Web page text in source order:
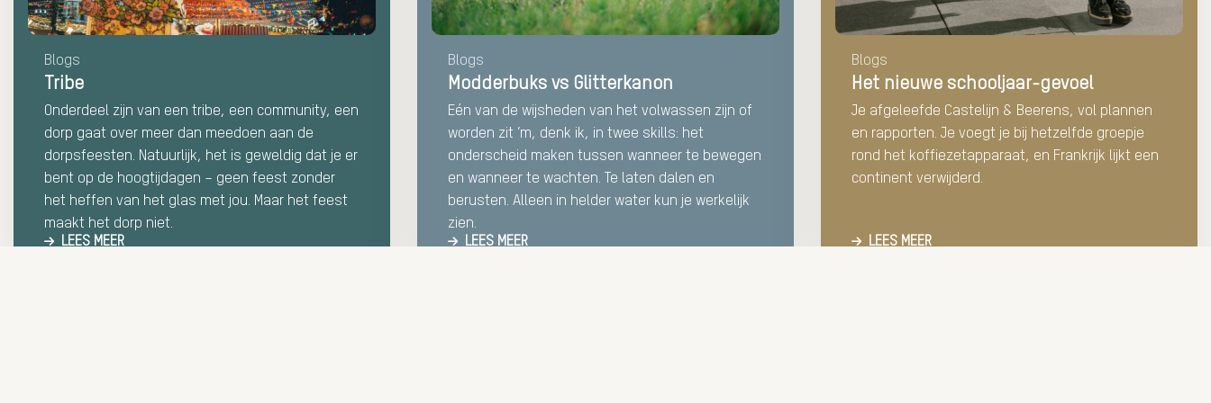
Blogs
Tribe
Onderdeel zijn van een tribe, een community, een
dorp gaat over meer dan meedoen aan de
dorpsfeesten. Natuurlijk, het is geweldig dat je er
bent op de hoogtijdagen – geen feest zonder
het heffen van het glas met jou. Maar het feest
maakt het dorp niet.
LEES MEER
Blogs
Modderbuks vs Glitterkanon
Eén van de wijsheden van het volwassen zijn of
worden zit ’m, denk ik, in twee skills: het
onderscheid maken tussen wanneer te bewegen
en wanneer te wachten. Te laten dalen en
berusten. Alleen in helder water kun je werkelijk
zien.
LEES MEER
Blogs
Het nieuwe schooljaar-gevoel
Je afgeleefde Castelijn & Beerens, vol plannen
en rapporten. Je voegt je bij hetzelfde groepje
rond het koffiezetapparaat, en Frankrijk lijkt een
continent verwijderd.
LEES MEER